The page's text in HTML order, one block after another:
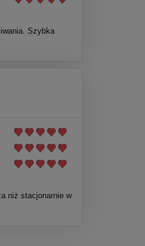
Szybka
niż stacjonarnie w